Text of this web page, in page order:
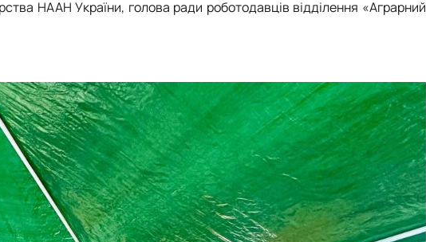
НААН України, голова ради роботодавців відділення «Аграрний